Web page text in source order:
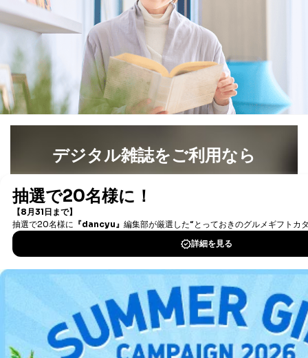
デジタル雑誌をご利用なら
書籍）が無料で読み放題！
DOWNLOAD FOR IOS
DOWNLOAD FOR ANDROID
ご利用方法はこちら